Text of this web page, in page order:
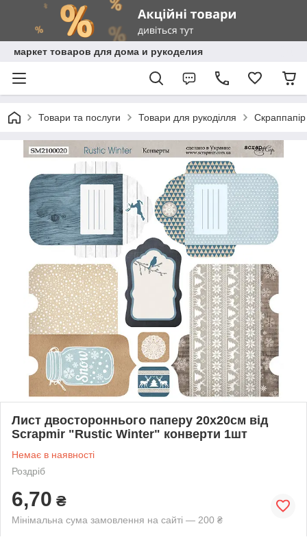
маркет товаров для дома и рукоделия
Товари та послуги Товари для рукоділля
Лист двостороннього паперу 20х20см від
Scrapmir "Rustic Winter" конверти 1шт
Немає в наявності
Роздріб
6,70 ₴
Мінімальна сума замовлення на сайті — 200 ₴